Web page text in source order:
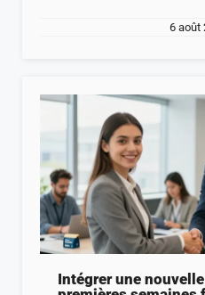
6 août
Intégrer une